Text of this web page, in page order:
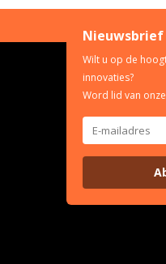
Nieuwsbrief
Wilt u op de
innovaties?
Word lid van